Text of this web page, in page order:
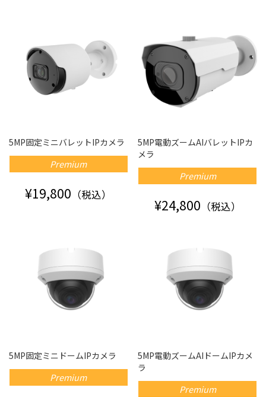
5MP固定ミニバレットIPカメラ
Premium
¥19,800 （税込）
5MP電動ズームAIバレットIPカ
メラ
Premium
¥24,800 （税込）
5MP固定ミニドームIPカメラ
Premium
5MP電動ズームAIドームIPカメ
ラ
Premium